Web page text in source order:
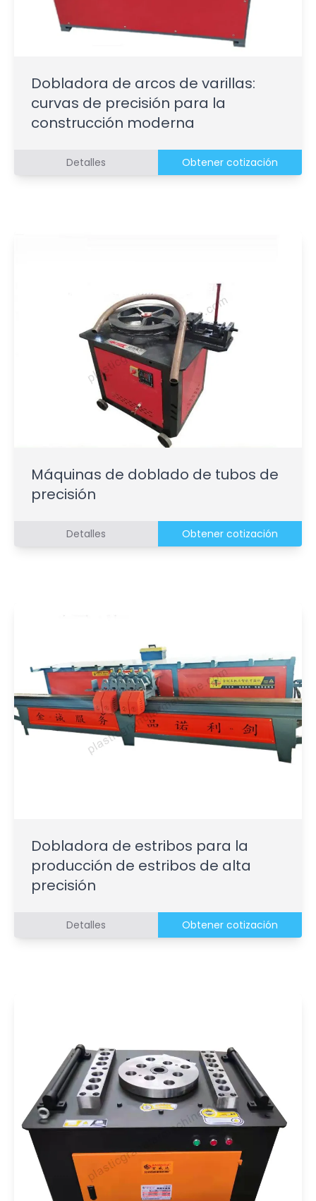
Dobladora de arcos de varillas:
curvas de precisión para la
construcción moderna
Detalles Obtener cotización
Máquinas de doblado de tubos de
precisión
Detalles Obtener cotización
Dobladora de estribos para la
producción de estribos de alta
precisión
Detalles Obtener cotización